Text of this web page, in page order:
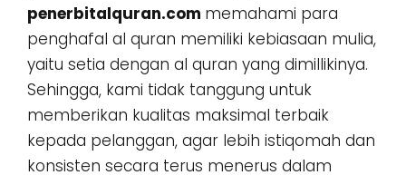
penerbitalquran.com memahami para
penghafal al quran memiliki kebiasaan mulia,
yaitu setia dengan al quran yang dimillikinya.
Sehingga, kami tidak tanggung untuk
memberikan kualitas maksimal terbaik
kepada pelanggan, agar lebih istiqomah dan
konsisten secara terus menerus dalam